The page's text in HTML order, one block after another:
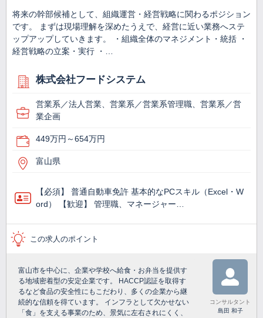
将来の幹部候補として、組織運営・経営戦略に関わるポジション
です。 まずは現場理解を深めたうえで、経営に近い業務へステ
ップアップしていきます。 ・組織全体のマネジメント・統括 ・
経営戦略の立案・実行 ・…
株式会社フードシステム
営業系／法人営業、営業系／営業系管理職、営業系／営
業企画
449万円～654万円
富山県
【必須】 普通自動車免許 基本的なPCスキル（Excel・W
ord） 【歓迎】 管理職、マネージャー…
この求人のポイント
富山市を中心に、企業や学校へ給食・お弁当を提供す
る地域密着型の安定企業です。 HACCP認証を取得す
るなど食品の安全性にもこだわり、多くの企業から継
続的な信頼を得ています。 インフラとして欠かせない
「食」を支える事業のため、景気に左右されにくく、
コンサルタント
島田 和子